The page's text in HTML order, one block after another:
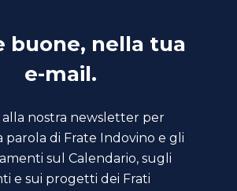
buone, nella tua
e-mail.
alla nostra newsletter per
parola di Frate Indovino e gli
sul Calendario, sugli
e sui progetti dei Frati